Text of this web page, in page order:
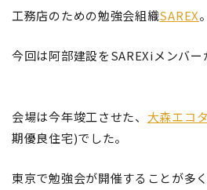
工務店のための勉強会組織SAREX。
今回は阿部建設をSAREXiメンバー
会場は今年竣工させた、 大森エコ
期優良住宅)でした。
東京で勉強会が開催することが多